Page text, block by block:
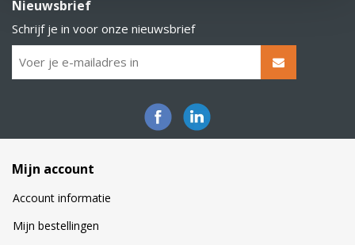
Nieuwsbrief
Schrijf je in voor onze nieuwsbrief
Mijn account
Account informatie
Mijn bestellingen